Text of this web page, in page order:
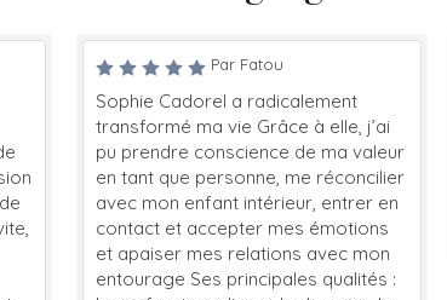
Par Fatou
Sophie Cadorel a radicalement
transformé ma vie Grâce à elle, j’ai
pu prendre conscience de ma valeur
en tant que personne, me réconcilier
avec mon enfant intérieur, entrer en
contact et accepter mes émotions
et apaiser mes relations avec mon
entourage Ses principales qualités :